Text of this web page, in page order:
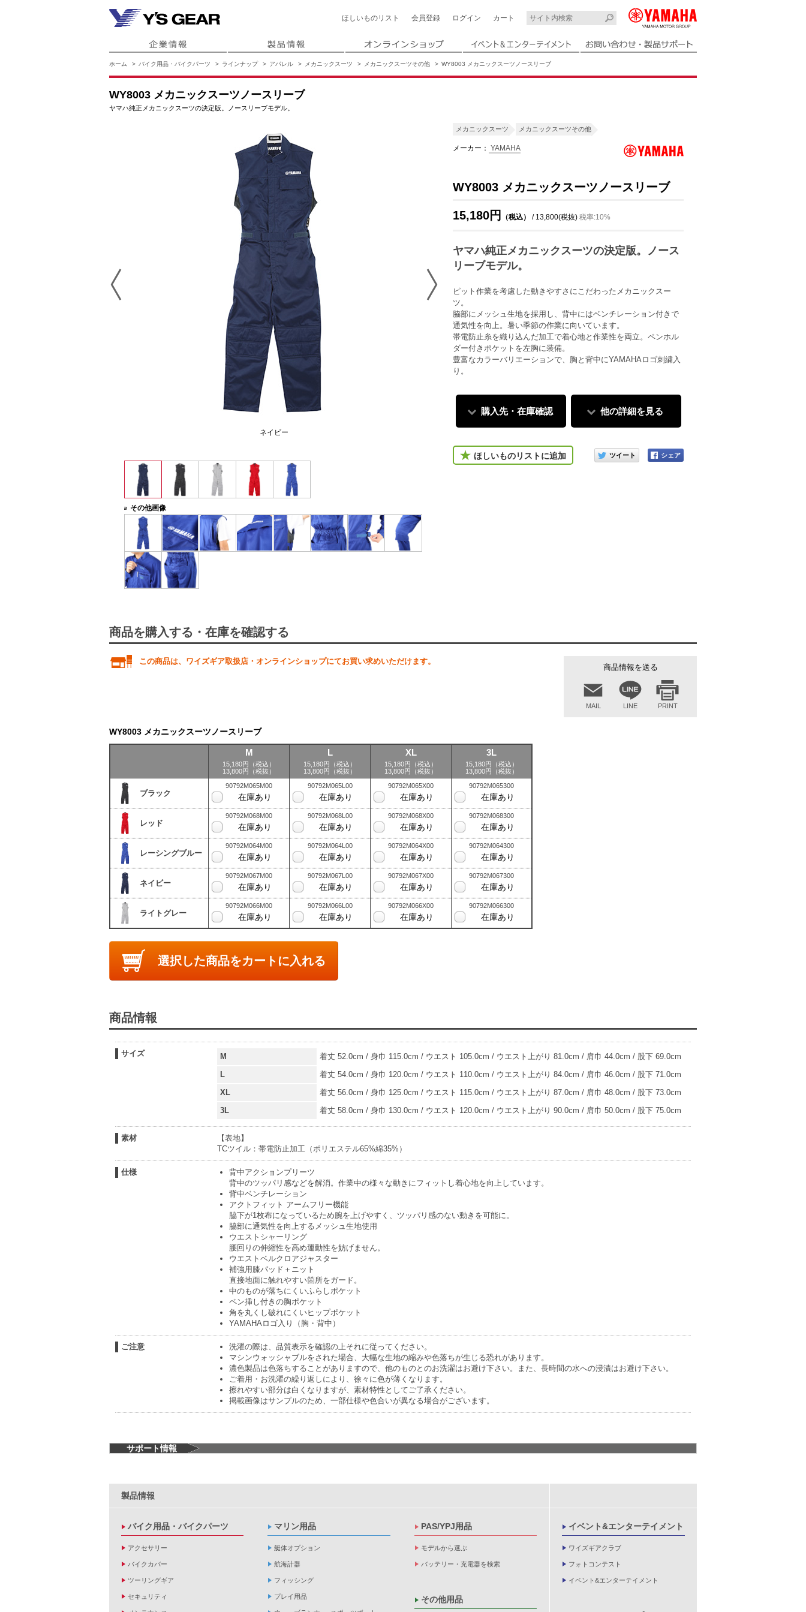
ほしいもの リスト 会員登録 ログイン カート
ホーム バイク用品・バイクパーツ ラインナップ アパレル メカニックスーツ メカニックスーツその他 WY8003 メカニックスーツノースリーブ
WY8003 メカニックスーツノースリーブ
ヤマハ純正メカニックスーツの決定版。ノースリーブモデル。
メカニックスーツ メカニックスーツその他
メーカー： YAMAHA
WY8003 メカニックスーツノースリーブ
15,180円 （税込） / 13,800(税抜) 税率:10%
ヤマハ純正メカニックスーツの決定版。ノース
リーブモデル。
ピット作業を考慮した動きやすさにこだわったメカニックスー
ツ。
脇部にメッシュ生地を採用し、背中にはベンチレーション付きで
通気性を向上。暑い季節の作業に向いています。
帯電防止糸を織り込んだ加工で着心地と作業性を両立。ペンホル
ダー付きポケットを左胸に装備。
豊富なカラーバリエーションで、胸と背中にYAMAHAロゴ刺繍入
り。
購入先・在庫確認 他の詳細を見る
ほしいものリストに追加
このアイテムをシェアする
ネイビー
その他画像
商品を購入する・在庫を確認する
商品情報を送る
MAIL LINE PRINT
この商品は、ワイズギア取扱店・オンラインショップにてお買い求めいただけます。
WY8003 メカニックスーツノースリーブ
M
15,180円（税込）
13,800円（税抜）
L
15,180円（税込）
13,800円（税抜）
XL
15,180円（税込）
13,800円（税抜）
3L
15,180円（税込）
13,800円（税抜）
ブラック
90792M065M00
在庫あり
90792M065L00
在庫あり
90792M065X00
在庫あり
90792M065300
在庫あり
レッド
90792M068M00
在庫あり
90792M068L00
在庫あり
90792M068X00
在庫あり
90792M068300
在庫あり
レーシングブルー
90792M064M00
在庫あり
90792M064L00
在庫あり
90792M064X00
在庫あり
90792M064300
在庫あり
ネイビー
90792M067M00
在庫あり
90792M067L00
在庫あり
90792M067X00
在庫あり
90792M067300
在庫あり
ライトグレー
90792M066M00
在庫あり
90792M066L00
在庫あり
90792M066X00
在庫あり
90792M066300
在庫あり
選択した商品をカートに入れる
商品情報
サイズ M
着丈 52.0cm / 身巾 115.0cm / ウエスト 105.0cm / ウエスト上がり 81.0cm / 肩巾 44.0cm / 股下 69.0cm
L
着丈 54.0cm / 身巾 120.0cm / ウエスト 110.0cm / ウエスト上がり 84.0cm / 肩巾 46.0cm / 股下 71.0cm
XL
着丈 56.0cm / 身巾 125.0cm / ウエスト 115.0cm / ウエスト上がり 87.0cm / 肩巾 48.0cm / 股下 73.0cm
3L
着丈 58.0cm / 身巾 130.0cm / ウエスト 120.0cm / ウエスト上がり 90.0cm / 肩巾 50.0cm / 股下 75.0cm
素材
【表地】
TCツイル：帯電防止加工（ポリエステル65%綿35%）
仕様
背中アクションプリーツ
背中のツッパリ感などを解消。作業中の様々な動きにフィットし着心地を向上しています。
背中ベンチレーション
アクトフィット アームフリー機能
脇下が1枚布になっているため腕を上げやすく、ツッパリ感のない動きを可能に。
脇部に通気性を向上するメッシュ生地使用
ウエストシャーリング
腰回りの伸縮性を高め運動性を妨げません。
ウエストベルクロアジャスター
補強用膝パッド＋ニット
直接地面に触れやすい箇所をガード。
中のものが落ちにくいふらしポケット
ペン挿し付きの胸ポケット
角を丸くし破れにくいヒップポケット
YAMAHAロゴ入り（胸・背中）
ご注意
洗濯の際は、品質表示を確認の上それに従ってください。
マシンウォッシャブルをされた場合、大幅な生地の縮みや色落ちが生じる恐れがあります。
濃色製品は色落ちすることがありますので、他のものとのお洗濯はお避け下さい。また、長時間の水への浸漬はお避け下さい。
ご着用・お洗濯の繰り返しにより、徐々に色が薄くなります。
擦れやすい部分は白くなりますが、素材特性としてご了承ください。
掲載画像はサンプルのため、一部仕様や色合いが異なる場合がございます。
サポート情報
製品情報
バイク用品・バイクパーツ
アクセサリー
バイクカバー
ツーリングギア
セキュリティ
マリン用品
艇体オプション
航海計器
フィッシング
プレイ用品
PAS/YPJ用品
モデルから選ぶ
バッテリー・充電器を検索
その他用品
イベント&エンターテイメント
ワイズギアクラブ
フォトコンテスト
イベント&エンターテイメント